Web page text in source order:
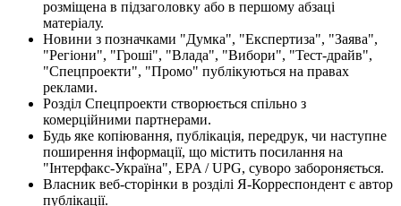
розміщена в підзаголовку або в першому абзаці
матеріалу.
Новини з позначками "Думка", "Експертиза", "Заява",
"Регіони", "Гроші", "Влада", "Вибори", "Тест-драйв",
"Спецпроекти", "Промо" публікуються на правах
реклами.
Розділ Спецпроекти створюється спільно з
комерційними партнерами.
Будь яке копіювання, публікація, передрук, чи наступне
поширення інформації, що містить посилання на
"Інтерфакс-Україна", EPA / UPG, суворо забороняється.
Власник веб-сторінки в розділі Я-Корреспондент є автор
публікації.